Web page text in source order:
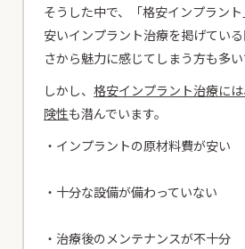
そうした中で、「格安インプラン
安いインプラント治療を掲げてい
さから魅力に感じてしまう方も多い
しかし、格安インプラント治療に
険性も潜んでいます。
・インプラントの原材料費が安い
・十分な設備が備わっていない
・治療後のメンテナンスが不十分